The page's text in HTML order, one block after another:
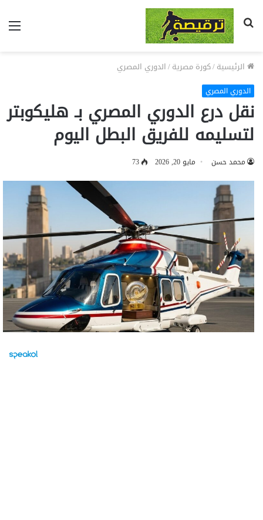
بحث
عن
الرئيسية/كورة مصرية/الدوري المصري
الدوري المصري
نقل درع الدوري المصري بـ هليكوبتر
لتسليمه للفريق البطل اليوم
محمد حسن مايو 20, 2026 73